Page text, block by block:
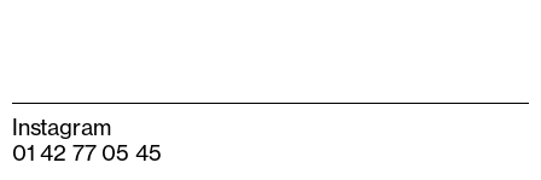
Instagram
01 42 77 05 45